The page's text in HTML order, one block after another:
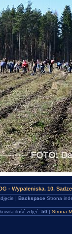
- Wypaleniska. 10.
| Backspace Strona
ilość zdjęć: 50 | Strona